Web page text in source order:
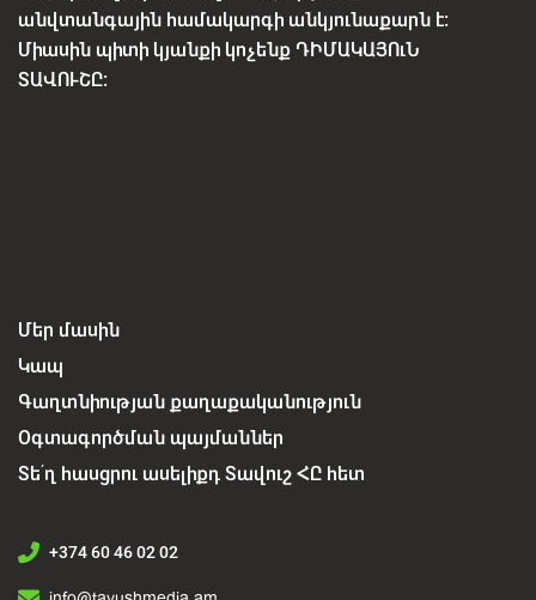
անվտանգային համակարգի անկյունաքարն է:
Միասին պիտի կյանքի կոչենք ԴԻՄԱԿԱՅՈւՆ
ՏԱՎՈՒՇԸ:
Մեր մասին
Կապ
Գաղտնիության քաղաքականություն
Օգտագործման պայմաններ
Տե՛ղ հասցրու ասելիքդ Տավուշ ՀԸ հետ
+374 60 46 02 02